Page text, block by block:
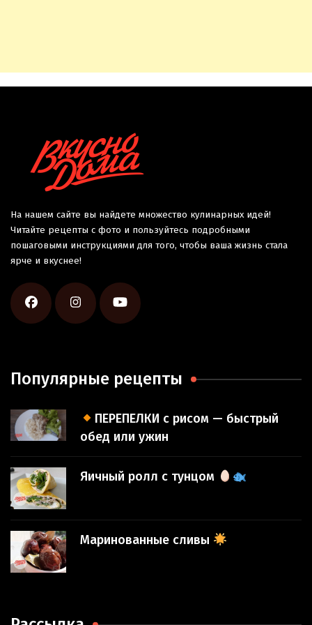
На нашем сайте вы найдете множество кулинарных идей!
Читайте рецепты с фото и пользуйтесь подробными
пошаговыми инструкциями для того, чтобы ваша жизнь стала
ярче и вкуснее!
Популярные рецепты
ПЕРЕПЕЛКИ с рисом — быстрый
обед или ужин
Яичный ролл с тунцом
Маринованные сливы